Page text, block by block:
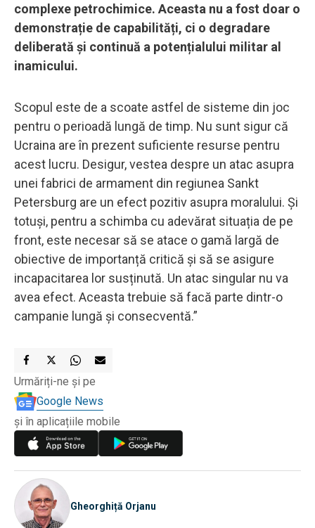
complexe petrochimice. Aceasta nu a fost doar o
demonstrație de capabilități, ci o degradare
deliberată și continuă a potențialului militar al
inamicului.
Scopul este de a scoate astfel de sisteme din joc
pentru o perioadă lungă de timp. Nu sunt sigur că
Ucraina are în prezent suficiente resurse pentru
acest lucru. Desigur, vestea despre un atac asupra
unei fabrici de armament din regiunea Sankt
Petersburg are un efect pozitiv asupra moralului. Și
totuși, pentru a schimba cu adevărat situația de pe
front, este necesar să se atace o gamă largă de
obiective de importanță critică și să se asigure
incapacitarea lor susținută. Un atac singular nu va
avea efect. Aceasta trebuie să facă parte dintr-o
campanie lungă și consecventă.”
Urmăriți-ne și pe
Google News
și în aplicațiile mobile
Gheorghiță Orjanu